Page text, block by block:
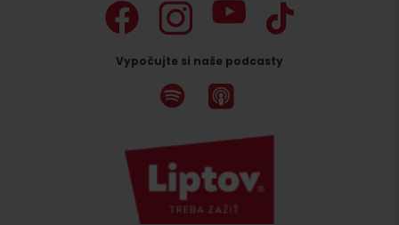
Vypočujte si naše podcasty